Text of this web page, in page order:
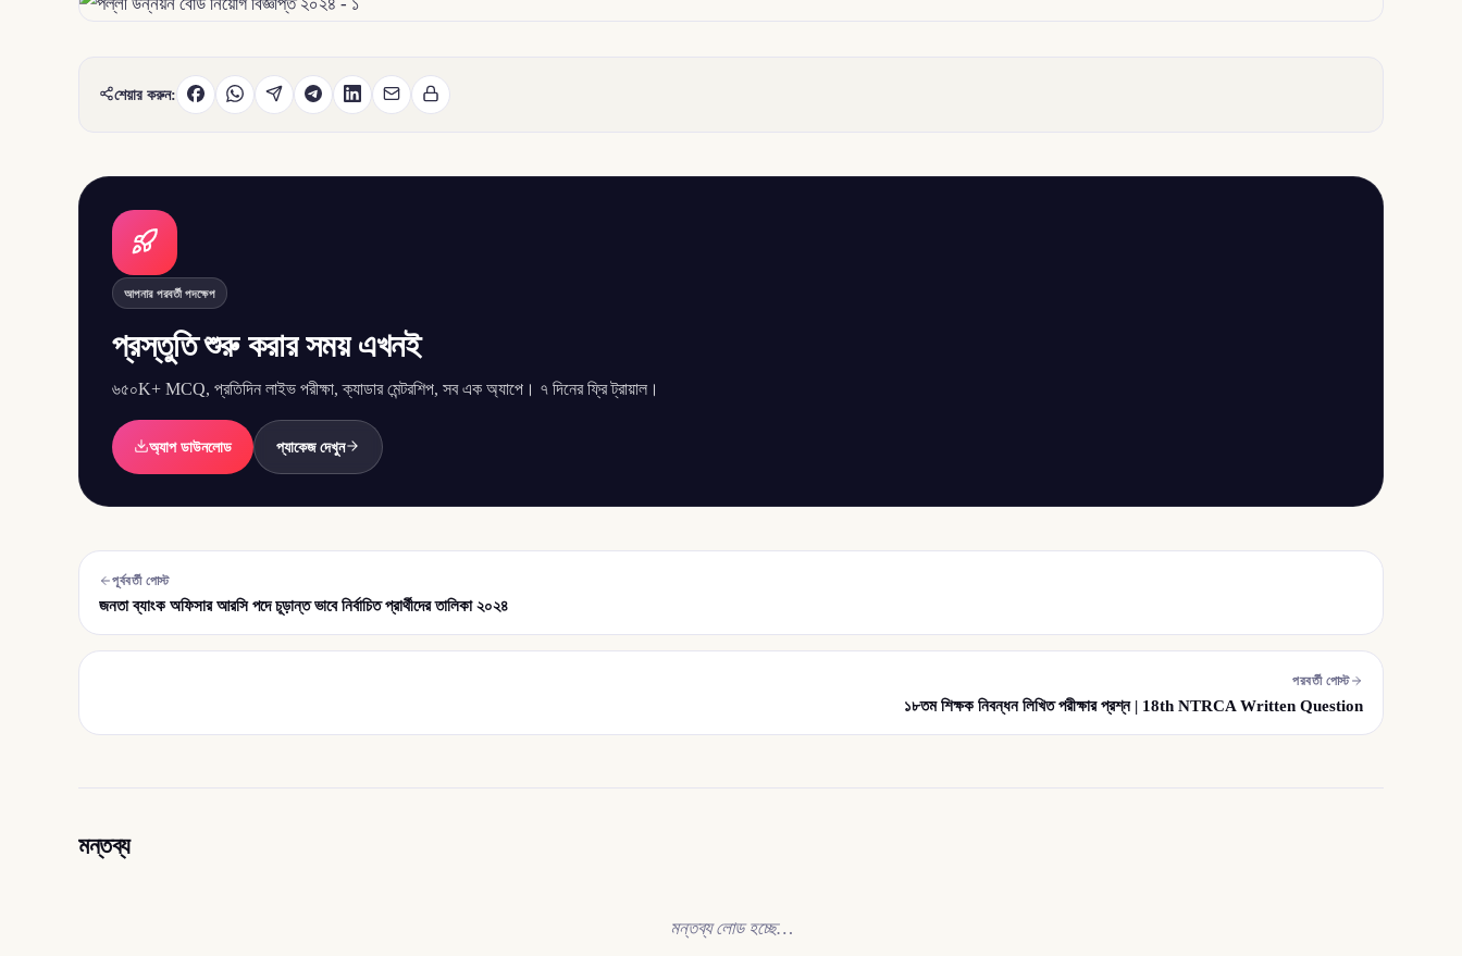
শেয়ার করুন:
আপনার পরবর্তী পদক্ষেপ
প্রস্তুতি শুরু করার সময় এখনই
৬৫০K+ MCQ, প্রতিদিন লাইভ পরীক্ষা, ক্যাডার মেন্টরশিপ, সব এক অ্যাপে। ৭ দিনের ফ্রি ট্রায়াল।
অ্যাপ ডাউনলোড প্যাকেজ দেখুন
পূর্ববর্তী পোস্ট
জনতা ব্যাংক অফিসার আরসি পদে চূড়ান্ত ভাবে নির্বাচিত প্রার্থীদের তালিকা ২০২৪
পরবর্তী পোস্ট
১৮তম শিক্ষক নিবন্ধন লিখিত পরীক্ষার প্রশ্ন | 18th NTRCA Written Question
মন্তব্য
মন্তব্য লোড হচ্ছে…